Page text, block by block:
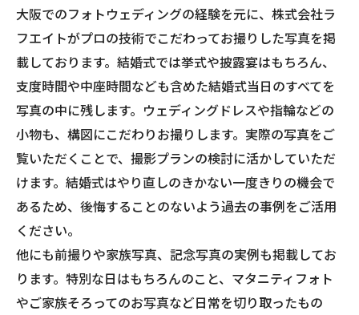
大阪でのフォトウェディングの経験を元に、株式会社ラ
フエイトがプロの技術でこだわってお撮りした写真を掲
載しております。結婚式では挙式や披露宴はもちろん、
支度時間や中座時間なども含めた結婚式当日のすべてを
写真の中に残します。ウェディングドレスや指輪などの
小物も、構図にこだわりお撮りします。実際の写真をご
覧いただくことで、撮影プランの検討に活かしていただ
けます。結婚式はやり直しのきかない一度きりの機会で
あるため、後悔することのないよう過去の事例をご活用
ください。
他にも前撮りや家族写真、記念写真の実例も掲載してお
ります。特別な日はもちろんのこと、マタニティフォト
やご家族そろってのお写真など日常を切り取ったもの